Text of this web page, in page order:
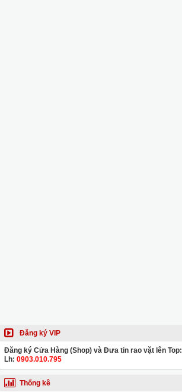
Đăng ký VIP
Đăng ký Cửa Hàng (Shop) và Đưa tin rao vặt lên Top:
Lh: 0903.010.795
Thống kê